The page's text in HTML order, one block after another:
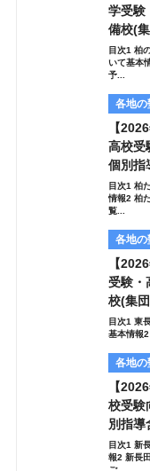
学受験
備校(
目次1 柏
いて基本
予...
各地の
【
高校受
個別指
目次1 柏
情報2 柏
覧...
各地の
【
受験・
校(集
目次1 東
基本情報
各地の
【
校受験
別指導
目次1 新
報2 新長